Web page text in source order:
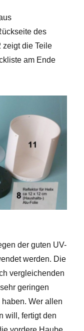
des
zeigt die Teile
am Ende
der guten UV-
werden. Die
vergleichenden
geringen
Wer allen
will, fertigt den